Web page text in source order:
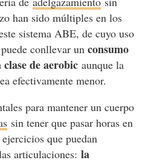
han sido múltiples en los
sistema ABE, de cuyo uso
conllevar unconsumo
de aerobicaunque la
efectivamente menor.
para mantener un cuerpo
sin tener que pasar horas en
que puedan
articulaciones: la